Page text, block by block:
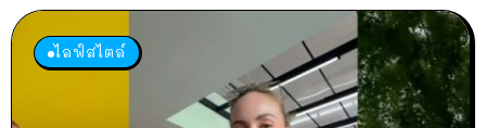
ไลฟ์สไตล์